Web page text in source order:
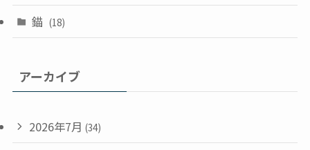
錨 (18)
アーカイブ
2026年7月 (34)